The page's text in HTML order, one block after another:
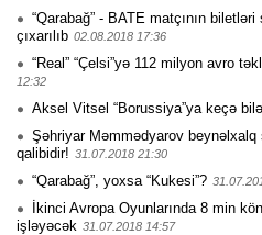
“Qarabağ” - BATE matçının biletləri
çıxarılıb 02.08.2018 17:36
“Real” “Çelsi”yə 112 milyon avro
12:32
Aksel Vitsel “Borussiya”ya keçə
Şəhriyar Məmmədyarov beynəlxalq
qalibidir! 31.07.2018 21:30
“Qarabağ”, yoxsa “Kukesi”?
İkinci Avropa Oyunlarında 8 min
işləyəcək 31.07.2018 14:57